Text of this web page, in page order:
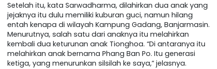
Setelah itu, kata Sarwadharma, dilahirkan dua anak yang
jejaknya itu dulu memiliki kuburan guci, namun hilang
entah kenapa di wilayah Kampung Gadang, Banjarmasin.
Menurutnya, salah satu dari anaknya itu melahirkan
kembali dua keturunan anak Tionghoa. “Di antaranya itu
melahirkan anak bernama Phang Ban Po. Itu generasi
ketiga, yang menurunkan silsilah ke saya,” jelasnya.